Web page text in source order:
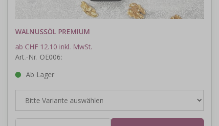
WALNUSSÖL PREMIUM
ab CHF 12.10 inkl. MwSt.
Art.-Nr. OE006:
Ab Lager